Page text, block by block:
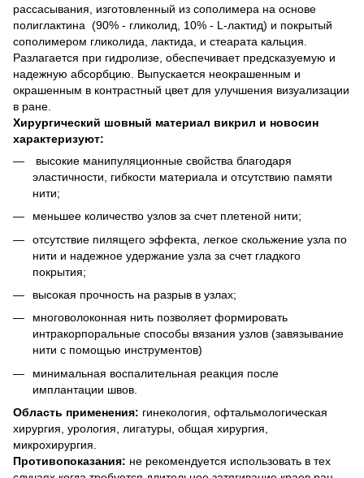
рассасывания, изготовленный из сополимера на основе
полиглактина (90% - гликолид, 10% - L-лактид) и покрытый
сополимером гликолида, лактида, и стеарата кальция.
Разлагается при гидролизе, обеспечивает предсказуемую и
надежную абсорбцию. Выпускается неокрашенным и
окрашенным в контрастный цвет для улучшения визуализации
в ране.
Хирургический шовный материал викрил и новосин
характеризуют:
высокие манипуляционные свойства благодаря
эластичности, гибкости материала и отсутствию памяти
нити;
меньшее количество узлов за счет плетеной нити;
отсутствие пилящего эффекта, легкое скольжение узла по
нити и надежное удержание узла за счет гладкого
покрытия;
высокая прочность на разрыв в узлах;
многоволоконная нить позволяет формировать
интракорпоральные способы вязания узлов (завязывание
нити с помощью инструментов)
минимальная воспалительная реакция после
имплантации швов.
Область применения: гинекология, офтальмологическая
хирургия, урология, лигатуры, общая хирургия,
микрохирургия.
Противопоказания: не рекомендуется использовать в тех